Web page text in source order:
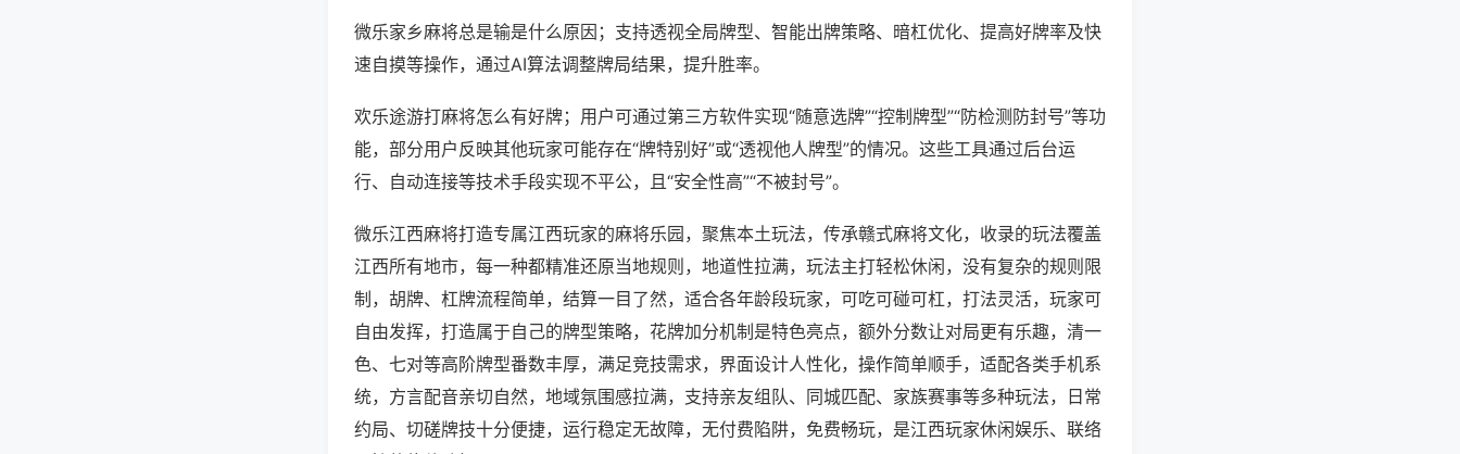
微乐家乡麻将总是输是什么原因；支持透视全局牌型、智能出牌策略、暗杠优化、提高好牌率及快
速自摸等操作，通过AI算法调整牌局结果，提升胜率。
欢乐途游打麻将怎么有好牌；用户可通过第三方软件实现“随意选牌”“控制牌型”“防检测防封号”等功
能，部分用户反映其他玩家可能存在“牌特别好”或“透视他人牌型”的情况。这些工具通过后台运
行、自动连接等技术手段实现不平公，且“安全性高”“不被封号”。
微乐江西麻将打造专属江西玩家的麻将乐园，聚焦本土玩法，传承赣式麻将文化，收录的玩法覆盖
江西所有地市，每一种都精准还原当地规则，地道性拉满，玩法主打轻松休闲，没有复杂的规则限
制，胡牌、杠牌流程简单，结算一目了然，适合各年龄段玩家，可吃可碰可杠，打法灵活，玩家可
自由发挥，打造属于自己的牌型策略，花牌加分机制是特色亮点，额外分数让对局更有乐趣，清一
色、七对等高阶牌型番数丰厚，满足竞技需求，界面设计人性化，操作简单顺手，适配各类手机系
统，方言配音亲切自然，地域氛围感拉满，支持亲友组队、同城匹配、家族赛事等多种玩法，日常
约局、切磋牌技十分便捷，运行稳定无故障，无付费陷阱，免费畅玩，是江西玩家休闲娱乐、联络